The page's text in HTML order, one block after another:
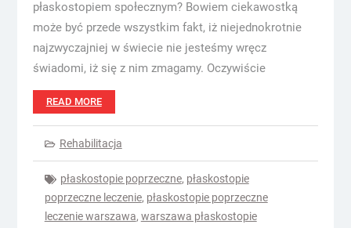
płaskostopiem społecznym? Bowiem ciekawostką
może być przede wszystkim fakt, iż niejednokrotnie
najzwyczajniej w świecie nie jesteśmy wręcz
świadomi, iż się z nim zmagamy. Oczywiście
READ MORE
Rehabilitacja
płaskostopie poprzeczne, płaskostopie
poprzeczne leczenie, płaskostopie poprzeczne
leczenie warszawa, warszawa płaskostopie